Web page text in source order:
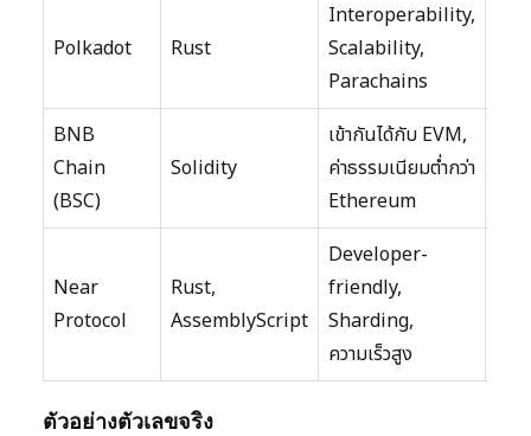
Polkadot Rust
Interoperability,
Scalability,
Parachains
BNB
Chain
(BSC)
Solidity
เข้ากันได้กับ EVM,
ค่าธรรมเนียมต่ำกว่า
Ethereum
Near
Protocol
Rust,
AssemblyScript
Developer-
friendly,
Sharding,
ความเร็วสูง
ตัวอย่างตัวเลขจริง